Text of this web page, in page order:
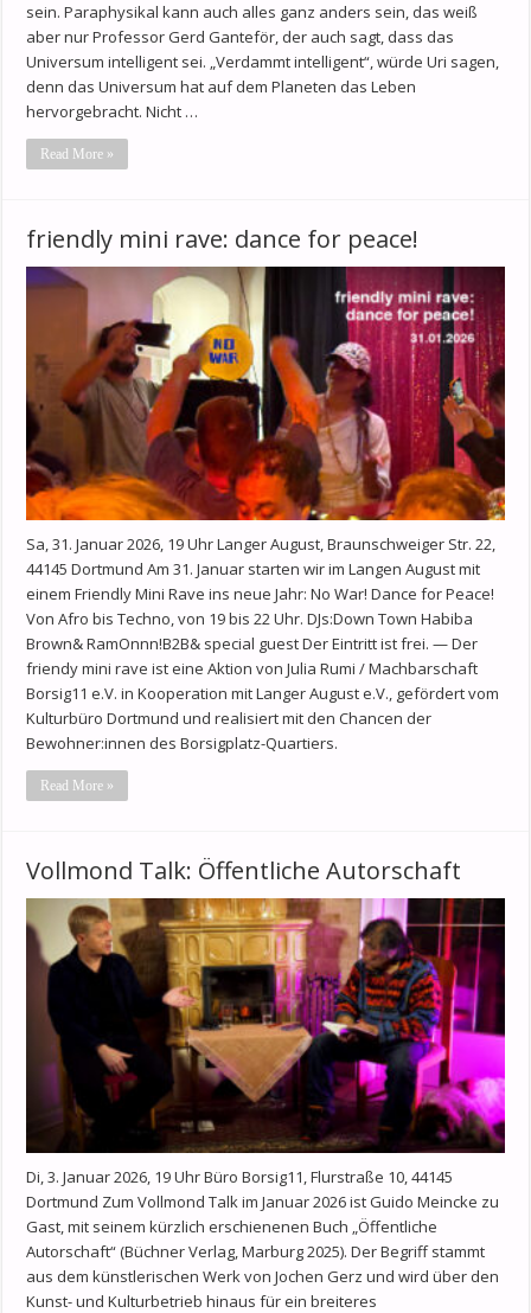
sein. Paraphysikal kann auch alles ganz anders sein, das weiß
aber nur Professor Gerd Ganteför, der auch sagt, dass das
Universum intelligent sei. „Verdammt intelligent“, würde Uri sagen,
denn das Universum hat auf dem Planeten das Leben
hervorgebracht. Nicht …
Read More »
friendly mini rave: dance for peace!
Sa, 31. Januar 2026, 19 Uhr Langer August, Braunschweiger Str. 22,
44145 Dortmund Am 31. Januar starten wir im Langen August mit
einem Friendly Mini Rave ins neue Jahr: No War! Dance for Peace!
Von Afro bis Techno, von 19 bis 22 Uhr. DJs:Down Town Habiba
Brown& RamOnnn!B2B& special guest Der Eintritt ist frei. — Der
friendy mini rave ist eine Aktion von Julia Rumi / Machbarschaft
Borsig11 e.V. in Kooperation mit Langer August e.V., gefördert vom
Kulturbüro Dortmund und realisiert mit den Chancen der
Bewohner:innen des Borsigplatz-Quartiers.
Read More »
Vollmond Talk: Öffentliche Autorschaft
Di, 3. Januar 2026, 19 Uhr Büro Borsig11, Flurstraße 10, 44145
Dortmund Zum Vollmond Talk im Januar 2026 ist Guido Meincke zu
Gast, mit seinem kürzlich erschienenen Buch „Öffentliche
Autorschaft“ (Büchner Verlag, Marburg 2025). Der Begriff stammt
aus dem künstlerischen Werk von Jochen Gerz und wird über den
Kunst- und Kulturbetrieb hinaus für ein breiteres